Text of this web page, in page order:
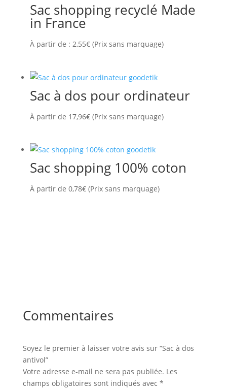
Sac shopping recyclé Made
in France
À partir de : 2,55€(Prix sans marquage)
Sac à dos pour ordinateur
À partir de 17,96€(Prix sans marquage)
Sac shopping 100% coton
À partir de 0,78€(Prix sans marquage)
Commentaires
Soyez le premier à laisser votre avis sur “Sac à dos
antivol”
Votre adresse e-mail ne sera pas publiée. Les
champs obligatoires sont indiqués avec *